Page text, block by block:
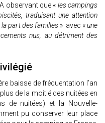
observant que « les campings
traduisant une attention
part des familles» avec «une
nus, au détriment des
baisse de fréquentation l’an
de la moitié des nuitées en
de nuitées) et la Nouvelle-
pu conserver leur place